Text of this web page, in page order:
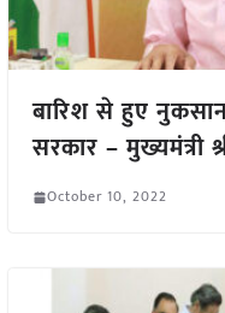
बारिश से हुए
सरकार – मुख्यमंत्री
October 10, 2022